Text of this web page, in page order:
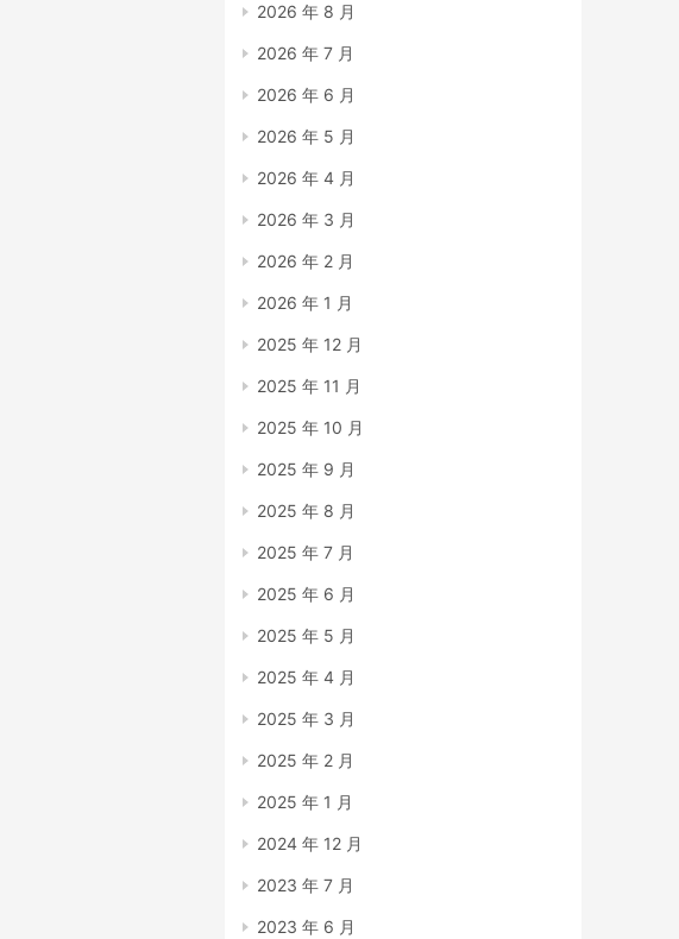
2026 年 8 月
2026 年 7 月
2026 年 6 月
2026 年 5 月
2026 年 4 月
2026 年 3 月
2026 年 2 月
2026 年 1 月
2025 年 12 月
2025 年 11 月
2025 年 10 月
2025 年 9 月
2025 年 8 月
2025 年 7 月
2025 年 6 月
2025 年 5 月
2025 年 4 月
2025 年 3 月
2025 年 2 月
2025 年 1 月
2024 年 12 月
2023 年 7 月
2023 年 6 月